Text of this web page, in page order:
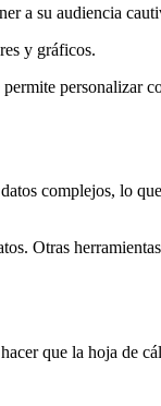
a su audiencia
y gráficos.
personalizar
complejos, lo
Otras
que la hoja de